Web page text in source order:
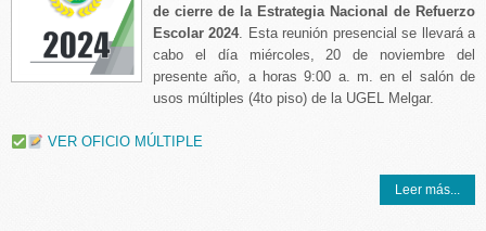
de cierre de la Estrategia Nacional de Refuerzo
Escolar 2024. Esta reunión presencial se llevará a
cabo el día miércoles, 20 de noviembre del
presente año, a horas 9:00 a. m. en el salón de
usos múltiples (4to piso) de la UGEL Melgar.
VER OFICIO MÚLTIPLE
Leer más...